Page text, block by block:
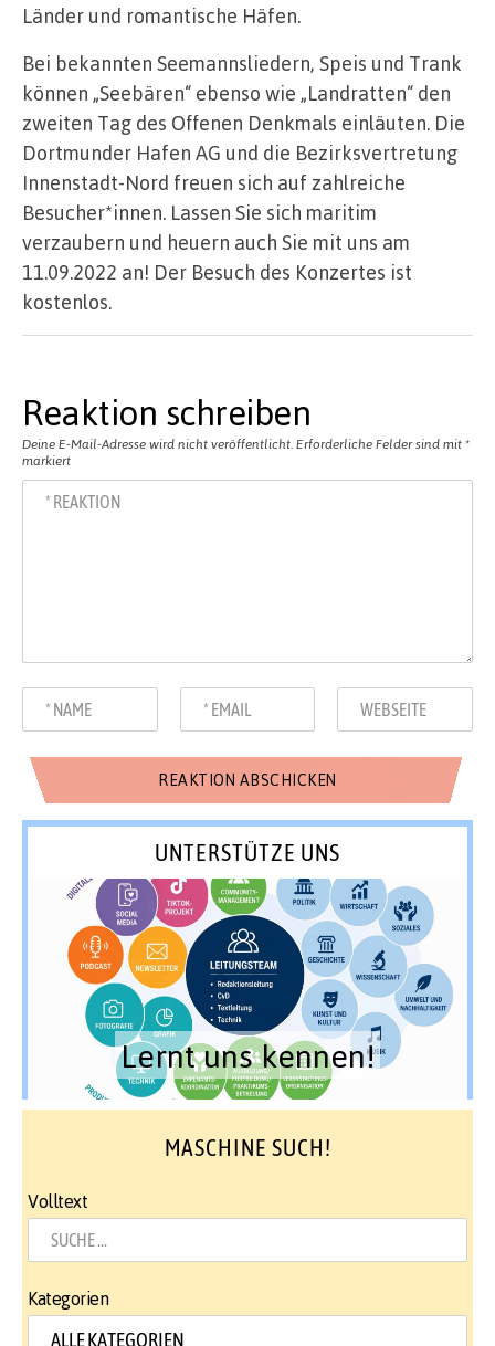
Länder und romantische Häfen.
Bei bekannten Seemannsliedern, Speis und Trank
können „Seebären“ ebenso wie „Landratten“ den
zweiten Tag des Offenen Denkmals einläuten. Die
Dortmunder Hafen AG und die Bezirksvertretung
Innenstadt-Nord freuen sich auf zahlreiche
Besucher*innen. Lassen Sie sich maritim
verzaubern und heuern auch Sie mit uns am
11.09.2022 an! Der Besuch des Konzertes ist
kostenlos.
Reaktion schreiben
Deine E-Mail-Adresse wird nicht veröffentlicht. Erforderliche Felder sind mit *
markiert
UNTERSTÜTZE UNS
Lernt uns kennen!
MASCHINE SUCH!
Volltext
Kategorien